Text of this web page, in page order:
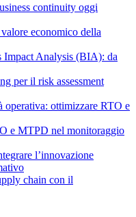
continuity oggi
economico della
Impact Analysis (BIA): da
per il risk assessment
operativa: ottimizzare RTO e
e MTPD nel monitoraggio
l’innovazione
chain con il